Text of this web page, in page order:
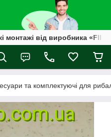
монтажі від виробника
та комплектуючі для